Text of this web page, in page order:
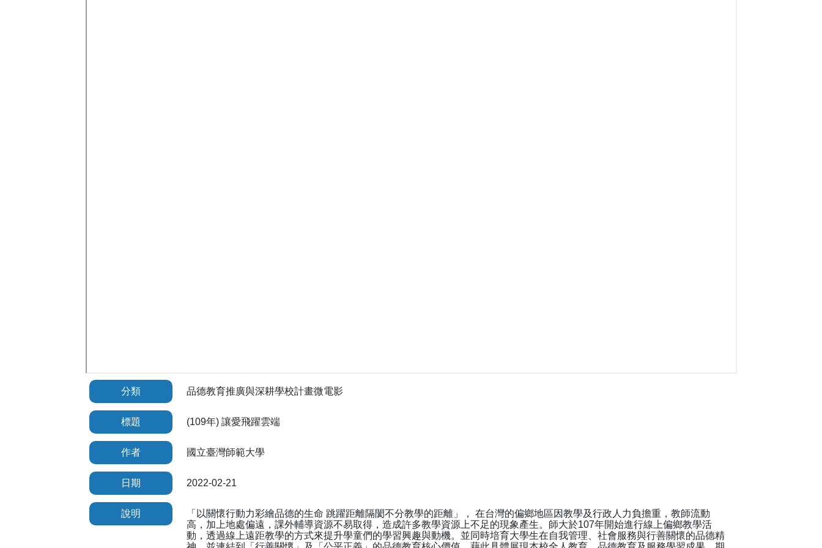
分類 品德教育推廣與深耕學校計畫微電影
標題 (109年) 讓愛飛躍雲端
作者 國立臺灣師範大學
日期 2022-02-21
說明
「以關懷行動力彩繪品德的生命 跳躍距離隔閡不分教學的距離」， 在台灣的偏鄉地區因教學及行政人力負擔重，教師流動
高，加上地處偏遠，課外輔導資源不易取得，造成許多教學資源上不足的現象產生。師大於107年開始進行線上偏鄉教學活
動，透過線上遠距教學的方式來提升學童們的學習興趣與動機。並同時培育大學生在自我管理、社會服務與行善關懷的品德精